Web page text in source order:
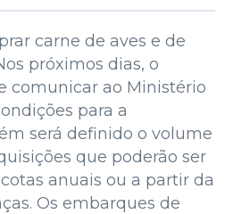
carne de aves e de
próximos dias, o
comunicar ao Ministério
para a
será definido o volume
que poderão ser
anuais ou a partir da
Os embarques de